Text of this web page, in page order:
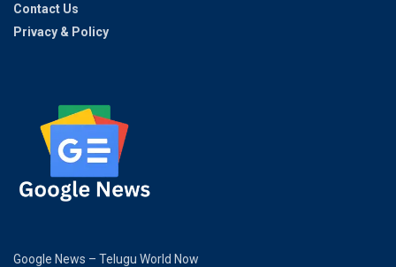
Contact Us
Privacy & Policy
Google News – Telugu World Now